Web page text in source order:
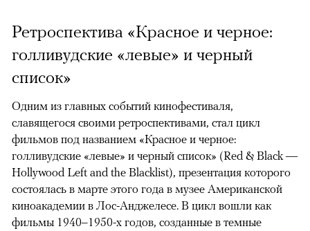
Ретроспектива «Красное и черное:
голливудские «левые» и черный
список»
Одним из главных событий кинофестиваля,
славящегося своими ретроспективами, стал цикл
фильмов под названием «Красное и черное:
голливудские «левые» и черный список» (Red & Black —
Hollywood Left and the Blacklist), презентация которого
состоялась в марте этого года в музее Американской
киноакадемии в Лос-Анджелесе. В цикл вошли как
фильмы 1940–1950-х годов, созданные в темные